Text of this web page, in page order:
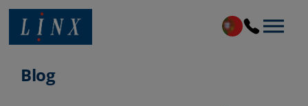
Blog